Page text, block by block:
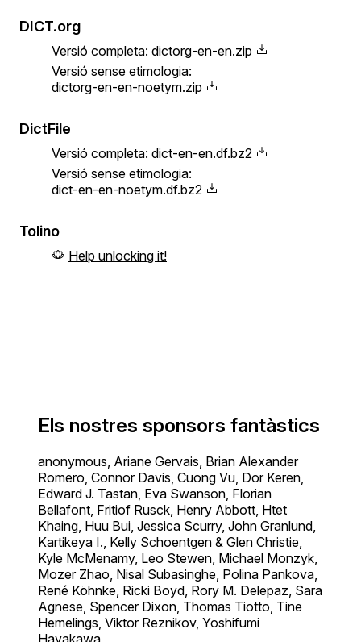
DICT.org
Versió completa: dictorg-en-en.zip
Versió sense etimologia:
dictorg-en-en-noetym.zip
DictFile
Versió completa: dict-en-en.df.bz2
Versió sense etimologia:
dict-en-en-noetym.df.bz2
Tolino
Help unlocking it!
Els nostres sponsors fantàstics
anonymous, Ariane Gervais, Brian Alexander
Romero, Connor Davis, Cuong Vu, Dor Keren,
Edward J. Tastan, Eva Swanson, Florian
Bellafont, Fritiof Rusck, Henry Abbott, Htet
Khaing, Huu Bui, Jessica Scurry, John Granlund,
Kartikeya I., Kelly Schoentgen & Glen Christie,
Kyle McMenamy, Leo Stewen, Michael Monzyk,
Mozer Zhao, Nisal Subasinghe, Polina Pankova,
René Köhnke, Ricki Boyd, Rory M. Delepaz, Sara
Agnese, Spencer Dixon, Thomas Tiotto, Tine
Hemelings, Viktor Reznikov, Yoshifumi
Hayakawa